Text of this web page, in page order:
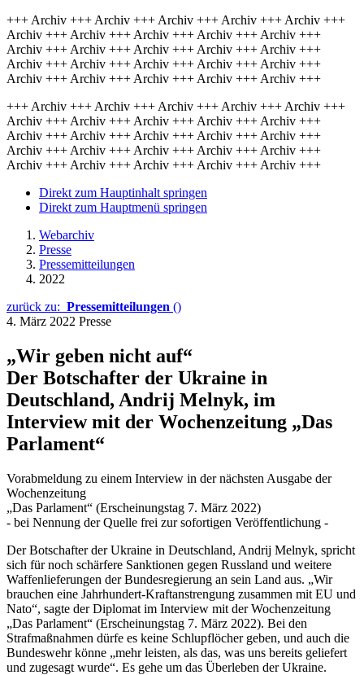
+++ Archiv +++ Archiv +++ Archiv +++ Archiv +++ Archiv +++
Archiv +++ Archiv +++ Archiv +++ Archiv +++ Archiv +++
Archiv +++ Archiv +++ Archiv +++ Archiv +++ Archiv +++
Archiv +++ Archiv +++ Archiv +++ Archiv +++ Archiv +++
Archiv +++ Archiv +++ Archiv +++ Archiv +++ Archiv +++
+++ Archiv +++ Archiv +++ Archiv +++ Archiv +++ Archiv +++
Archiv +++ Archiv +++ Archiv +++ Archiv +++ Archiv +++
Archiv +++ Archiv +++ Archiv +++ Archiv +++ Archiv +++
Archiv +++ Archiv +++ Archiv +++ Archiv +++ Archiv +++
Archiv +++ Archiv +++ Archiv +++ Archiv +++ Archiv +++
Direkt zum Hauptinhalt springen
Direkt zum Hauptmenü springen
Webarchiv
Presse
Pressemitteilungen
2022
zurück zu: Pressemitteilungen ()
4. März 2022 Presse
„Wir geben nicht auf“
Der Botschafter der Ukraine in
Deutschland, Andrij Melnyk, im
Interview mit der Wochenzeitung „Das
Parlament“
Vorabmeldung zu einem Interview in der nächsten Ausgabe der
Wochenzeitung
„Das Parlament“ (Erscheinungstag 7. März 2022)
- bei Nennung der Quelle frei zur sofortigen Veröffentlichung -
Der Botschafter der Ukraine in Deutschland, Andrij Melnyk, spricht
sich für noch schärfere Sanktionen gegen Russland und weitere
Waffenlieferungen der Bundesregierung an sein Land aus. „Wir
brauchen eine Jahrhundert-Kraftanstrengung zusammen mit EU und
Nato“, sagte der Diplomat im Interview mit der Wochenzeitung
„Das Parlament“ (Erscheinungstag 7. März 2022). Bei den
Strafmaßnahmen dürfe es keine Schlupflöcher geben, und auch die
Bundeswehr könne „mehr leisten, als das, was uns bereits geliefert
und zugesagt wurde“. Es gehe um das Überleben der Ukraine.